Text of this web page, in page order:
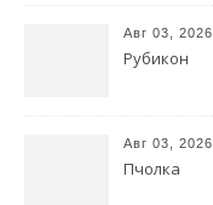
Авг 03, 2026
Рубикон
Авг 03, 2026
Пчолка